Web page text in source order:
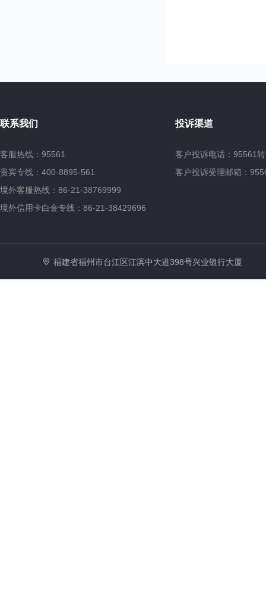
联系我们
客服热线：95561
贵宾专线：400-8895-561
境外客服热线：86-21-38769999
境外信用卡白金专线：86-21-38429696
投诉渠道
客户投诉电话：95561
客户投诉受理邮箱：
福建省福州市台江区江滨中大道398号兴业银行大厦